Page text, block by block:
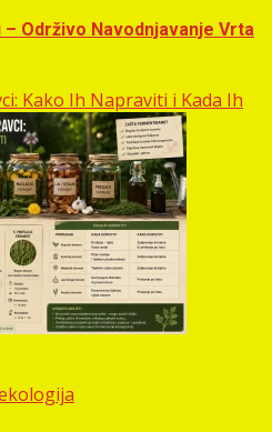
Održivo Navodnjavanje Vrta
Kako Ih Napraviti i Kada Ih